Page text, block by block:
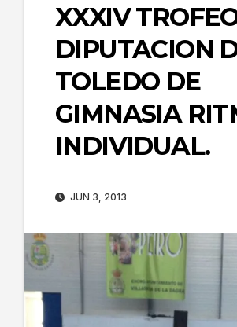
XXXIV
DIPUTACION
TOLEDO DE
GIMNASIA
INDIVIDUAL.
JUN 3, 2013